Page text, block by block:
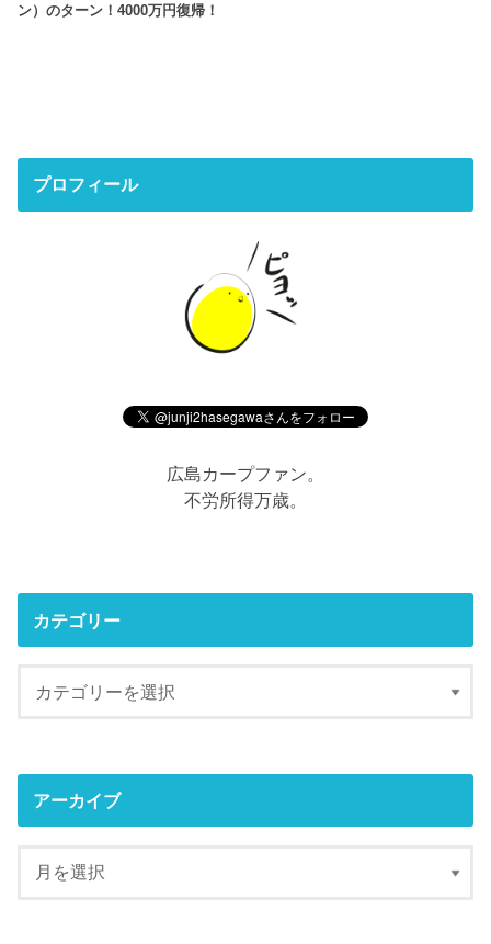
ン）のターン！4000万円復帰！
プロフィール
広島カープファン。
不労所得万歳。
カテゴリー
アーカイブ